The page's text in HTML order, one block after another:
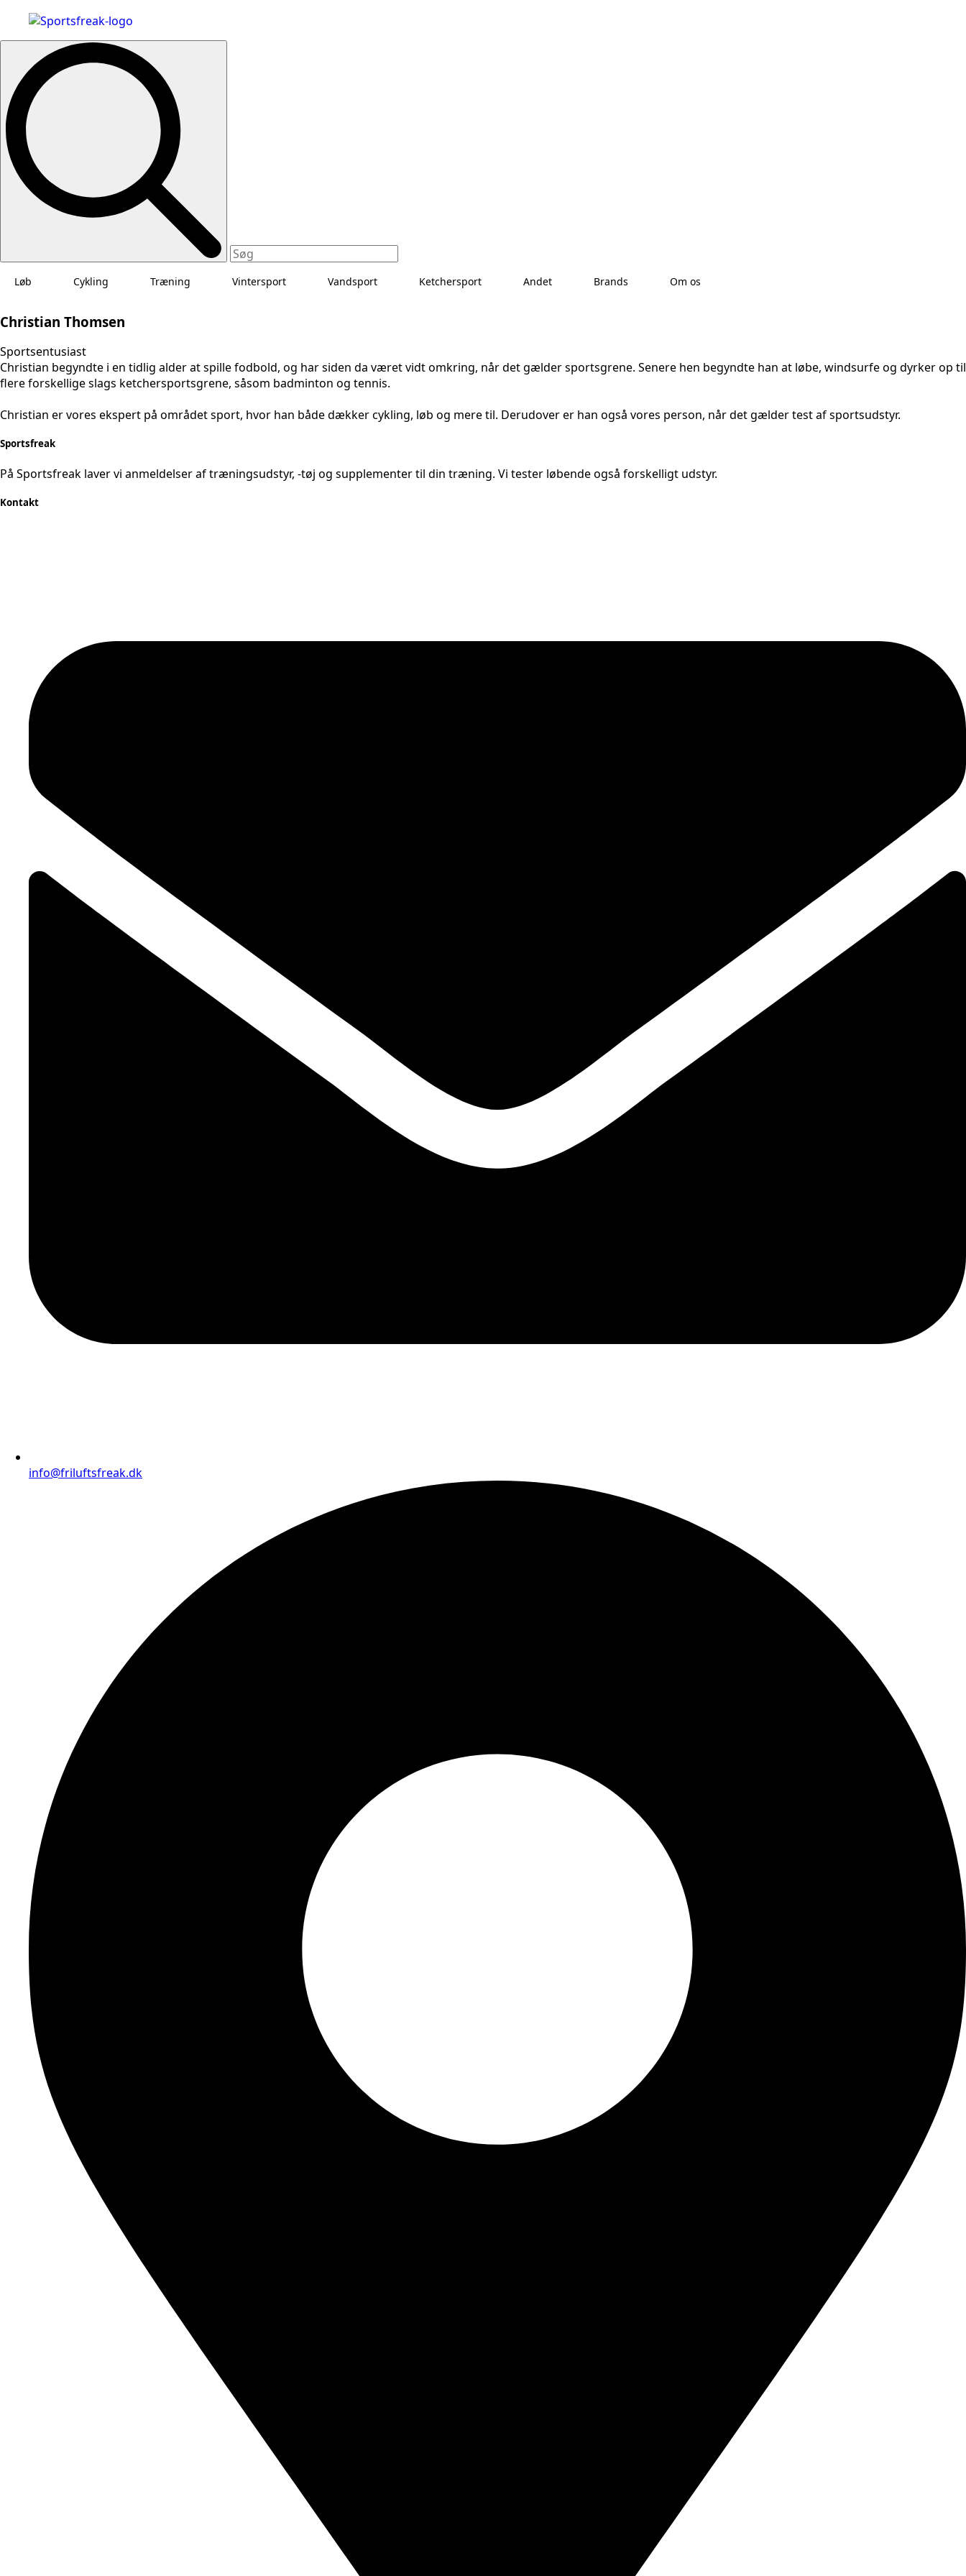
Løb Cykling Træning Vintersport Vandsport Ketchersport Andet Brands Om os
Christian Thomsen
Sportsentusiast
Christian begyndte i en tidlig alder at spille fodbold, og har siden da været vidt omkring, når det gælder sportsgrene. Senere hen begyndte han at løbe, windsurfe og dyrker op til
flere forskellige slags ketchersportsgrene, såsom badminton og tennis.
Christian er vores ekspert på området sport, hvor han både dækker cykling, løb og mere til. Derudover er han også vores person, når det gælder test af sportsudstyr.
Sportsfreak
På Sportsfreak laver vi anmeldelser af træningsudstyr, -tøj og supplementer til din træning. Vi tester løbende også forskelligt udstyr.
Kontakt
info@friluftsfreak.dk